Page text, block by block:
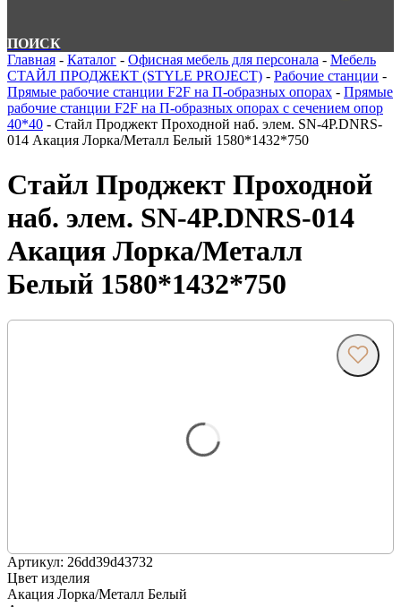
ПОИСК
Главная - Каталог - Офисная мебель для персонала - Мебель
СТАЙЛ ПРОДЖЕКТ (STYLE PROJECT) - Рабочие станции -
Прямые рабочие станции F2F на П-образных опорах - Прямые
рабочие станции F2F на П-образных опорах с сечением опор
40*40 - Стайл Проджект Проходной наб. элем. SN-4P.DNRS-
014 Акация Лорка/Металл Белый 1580*1432*750
Стайл Проджект Проходной
наб. элем. SN-4P.DNRS-014
Акация Лорка/Металл
Белый 1580*1432*750
Артикул: 26dd39d43732
Цвет изделия
Акация Лорка/Металл Белый